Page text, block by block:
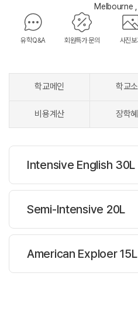
Melbourne ,
유학Q&A 회원특가 문의 사진보
학교메인 학교
비용계산 장학
Intensive English 30L
프로그램
주당레슨 :
한반명수 :
Semi-Intensive 20L
프로그램
American Exploer 15L